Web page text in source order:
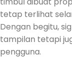
tetap terlihat
Dengan begitu,
tampilan tetapi
pengguna.